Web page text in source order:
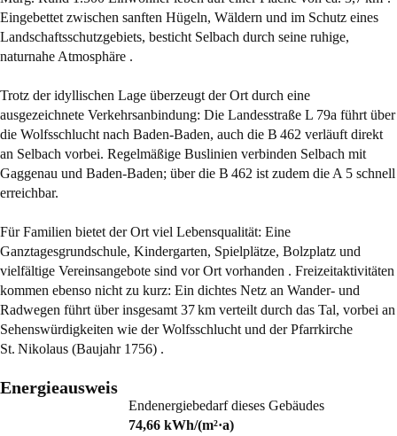
Eingebettet zwischen sanften Hügeln, Wäldern und im Schutz eines
Landschaftsschutzgebiets, besticht Selbach durch seine ruhige,
naturnahe Atmosphäre .
Trotz der idyllischen Lage überzeugt der Ort durch eine
ausgezeichnete Verkehrsanbindung: Die Landesstraße L 79a führt über
die Wolfsschlucht nach Baden-Baden, auch die B 462 verläuft direkt
an Selbach vorbei. Regelmäßige Buslinien verbinden Selbach mit
Gaggenau und Baden-Baden; über die B 462 ist zudem die A 5 schnell
erreichbar.
Für Familien bietet der Ort viel Lebensqualität: Eine
Ganztagesgrundschule, Kindergarten, Spielplätze, Bolzplatz und
vielfältige Vereinsangebote sind vor Ort vorhanden . Freizeitaktivitäten
kommen ebenso nicht zu kurz: Ein dichtes Netz an Wander- und
Radwegen führt über insgesamt 37 km verteilt durch das Tal, vorbei an
Sehenswürdigkeiten wie der Wolfsschlucht und der Pfarrkirche
St. Nikolaus (Baujahr 1756) .
Energieausweis
Endenergiebedarf dieses Gebäudes
74,66kWh/(m²·a)